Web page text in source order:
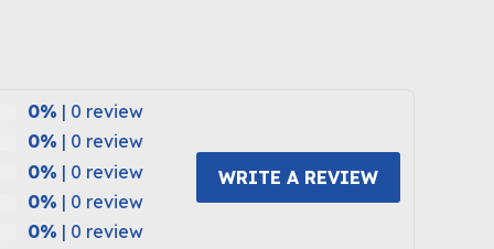
0% | 0 review
0% | 0 review
0% | 0 review
0% | 0 review
0% | 0 review
WRITE A REVIEW